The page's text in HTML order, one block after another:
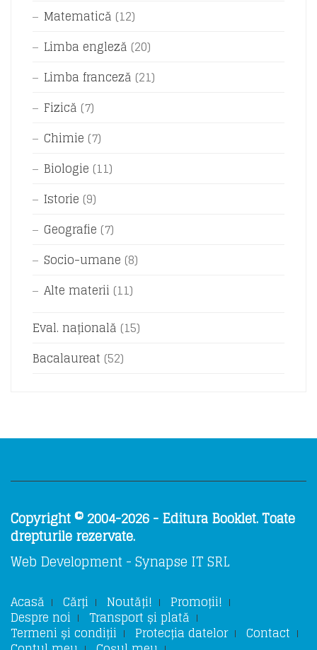
Matematică (12)
Limba engleză (20)
Limba franceză (21)
Fizică (7)
Chimie (7)
Biologie (11)
Istorie (9)
Geografie (7)
Socio-umane (8)
Alte materii (11)
Eval. națională (15)
Bacalaureat (52)
Copyright © 2004-2026 - Editura Booklet. Toate
drepturile rezervate.
Web Development - Synapse IT SRL
Acasă Cărți Noutăți! Promoții!
Despre noi Transport și plată
Termeni și condiții Protecția datelor Contact